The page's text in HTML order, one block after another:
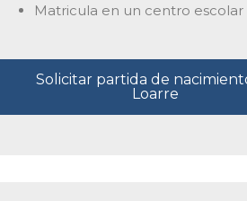
Matricula en un centro escolar
Solicitar partida de
Loarre